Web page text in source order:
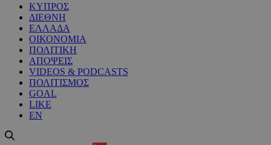
ΚΥΠΡΟΣ
ΔΙΕΘΝΗ
ΕΛΛΑΔΑ
ΟΙΚΟΝΟΜΙΑ
ΠΟΛΙΤΙΚΗ
ΑΠΟΨΕΙΣ
VIDEOS & PODCASTS
ΠΟΛΙΤΙΣΜΟΣ
GOAL
LIKE
EN